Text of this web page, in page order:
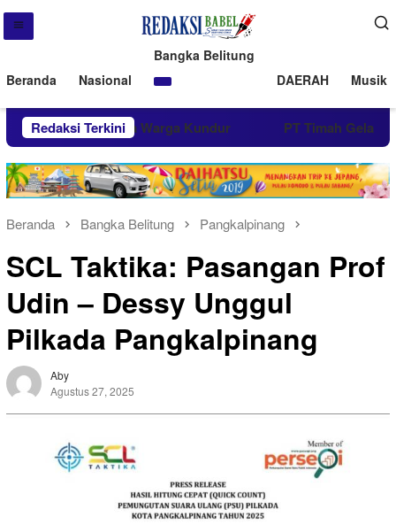
Beranda Nasional
Bangka Belitung
DAERAH
Musik
Redaksi Terkini
PT Timah Sapa Warga Kundur PT Timah Gelar
Beranda Bangka Belitung Pangkalpinang
SCL Taktika: Pasangan Prof
Udin – Dessy Unggul
Pilkada Pangkalpinang
Aby
Agustus 27, 2025